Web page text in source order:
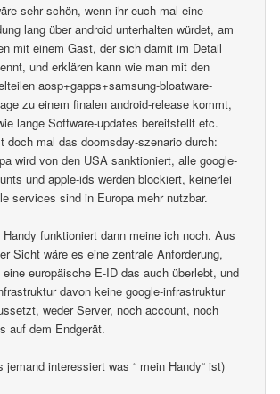
sehr schön, wenn ihr euch mal eine
lang über android unterhalten würdet, am
mit einem Gast, der sich damit im Detail
und erklären kann wie man mit den
aosp+gapps+samsung-bloatware-
zu einem finalen android-release kommt,
lange Software-updates bereitstellt etc.
doch mal das doomsday-szenario durch:
wird von den USA sanktioniert, alle google-
und apple-ids werden blockiert, keinerlei
services sind in Europa mehr nutzbar.
Handy funktioniert dann meine ich noch. Aus
Sicht wäre es eine zentrale Anforderung,
europäische E-ID das auch überlebt, und
davon keine google-infrastruktur
weder Server, noch account, noch
auf dem Endgerät.
jemand interessiert was “ mein Handy“ ist)